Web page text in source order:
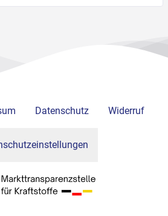
Datenschutz Widerruf